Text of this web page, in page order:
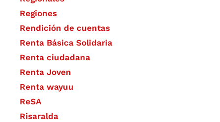
Regiones
Rendición de cuentas
Renta Básica Solidaria
Renta ciudadana
Renta Joven
Renta wayuu
ReSA
Risaralda